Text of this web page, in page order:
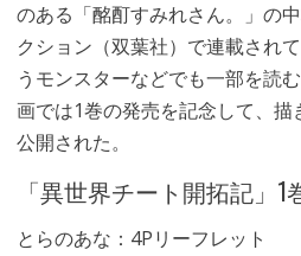
のある「酩酊すみれさん。」の
クション（双葉社）で連載され
うモンスターなどでも一部を読
画では1巻の発売を記念して、
公開された。
「異世界チート開拓記」
とらのあな：4Pリーフレット